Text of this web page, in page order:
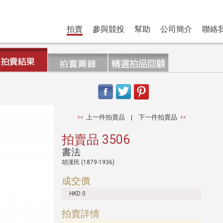
拍賣 參與競投 幫助 公司簡介 聯絡
上一件拍賣品 | 下一件拍賣品
拍賣品 3506
書法
胡漢民 (1879-1936)
成交價
HKD 0
拍賣詳情